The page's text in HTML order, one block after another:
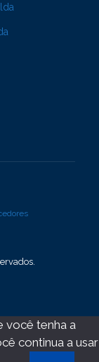
você tenha a
continua a usar